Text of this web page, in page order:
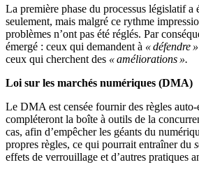
La première phase du processus législatif a
seulement, mais malgré ce rythme
problèmes n’ont pas été réglés. Par
émergé : ceux qui demandent à « défendre »
ceux qui cherchent des « améliorations ».
Loi sur les marchés numériques (DMA)
Le DMA est censée fournir des règles
compléteront la boîte à outils de la
cas, afin d’empêcher les géants du
propres règles, ce qui pourrait entraîner du
effets de verrouillage et d’autres pratiques